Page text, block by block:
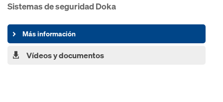
Sistemas de seguridad Doka
Más información
Vídeos y documentos